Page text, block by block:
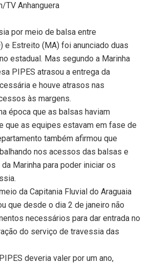
TV Anhanguera
por meio de balsa entre
e Estreito (MA) foi anunciado duas
estadual. Mas segundo a Marinha
PIPES atrasou a entrega da
e houve atrasos nas
às margens.
época que as balsas haviam
que as equipes estavam em fase de
também afirmou que
nos acessos das balsas e
Marinha para poder iniciar os
da Capitania Fluvial do Araguaia
que desde o dia 2 de janeiro não
necessários para dar entrada no
do serviço de travessia das
deveria valer por um ano,